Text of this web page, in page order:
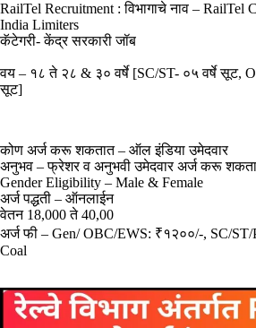
RailTel Recruitment : विभागाचे नाव – RailTel
India Limiters
कॅटेगरी- केंद्र सरकारी जॉब
वय – १८ ते २८ & ३० वर्षे [SC/ST- ०५ वर्षे सूट,
सूट]
कोण अर्ज करू शकतात – ऑल इंडिया उमेदवार
अनुभव – फ्रेशर व अनुभवी उमेदवार अर्ज करू
Gender Eligibility – Male & Female
अर्ज पद्धती – ऑनलाईन
वेतन 18,000 ते 40,00
अर्ज फी – Gen/ OBC/EWS: ₹१२००/-, SC/
Coal